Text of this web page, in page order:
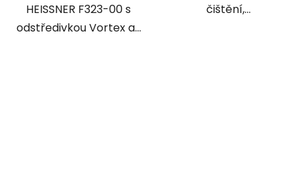
HEISSNER F323-00 s
odstředivkou Vortex a...
čištění,...